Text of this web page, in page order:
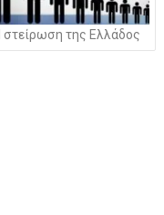
στείρωση της Ελλάδος